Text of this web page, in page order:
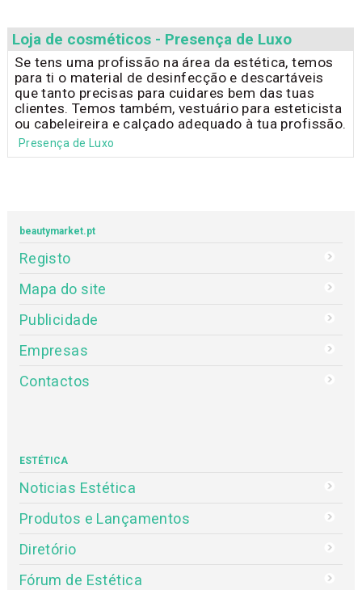
Loja de cosméticos - Presença de Luxo
Se tens uma profissão na área da estética, temos
para ti o material de desinfecção e descartáveis
que tanto precisas para cuidares bem das tuas
clientes. Temos também, vestuário para esteticista
ou cabeleireira e calçado adequado à tua profissão.
Presença de Luxo
beautymarket.pt
Registo
Mapa do site
Publicidade
Empresas
Contactos
ESTÉTICA
Noticias Estética
Produtos e Lançamentos
Diretório
Fórum de Estética